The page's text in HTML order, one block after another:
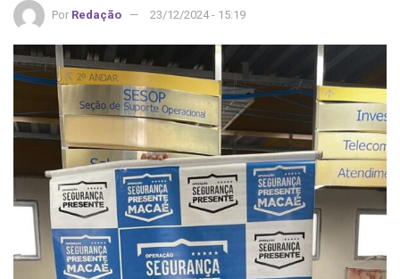
Por Redação 23/12/2024 - 15:19